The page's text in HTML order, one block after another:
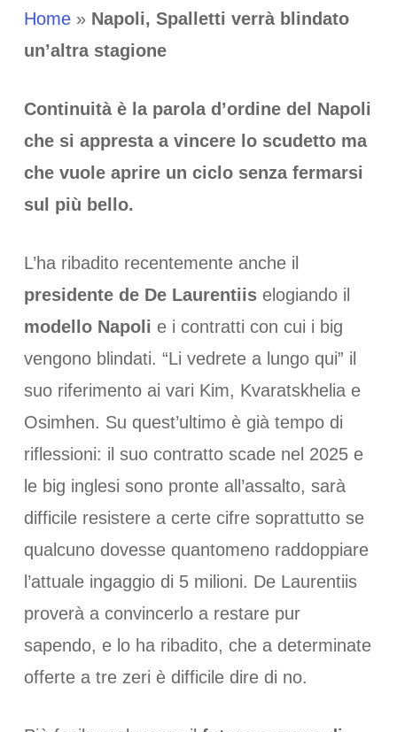
Home» Napoli, Spalletti verrà blindato
un’altra stagione
Continuità è la parola d’ordine del Napoli
che si appresta a vincere lo scudetto ma
che vuole aprire un ciclo senza fermarsi
sul più bello.
L’ha ribadito recentemente anche il
presidente de De Laurentiiselogiando il
modello Napoli e i contratti con cui i big
vengono blindati. “Li vedrete a lungo qui” il
suo riferimento ai vari Kim, Kvaratskhelia e
Osimhen. Su quest’ultimo è già tempo di
riflessioni: il suo contratto scade nel 2025 e
le big inglesi sono pronte all’assalto, sarà
difficile resistere a certe cifre soprattutto se
qualcuno dovesse quantomeno raddoppiare
l’attuale ingaggio di 5 milioni. De Laurentiis
proverà a convincerlo a restare pur
sapendo, e lo ha ribadito, che a determinate
offerte a tre zeri è difficile dire di no.